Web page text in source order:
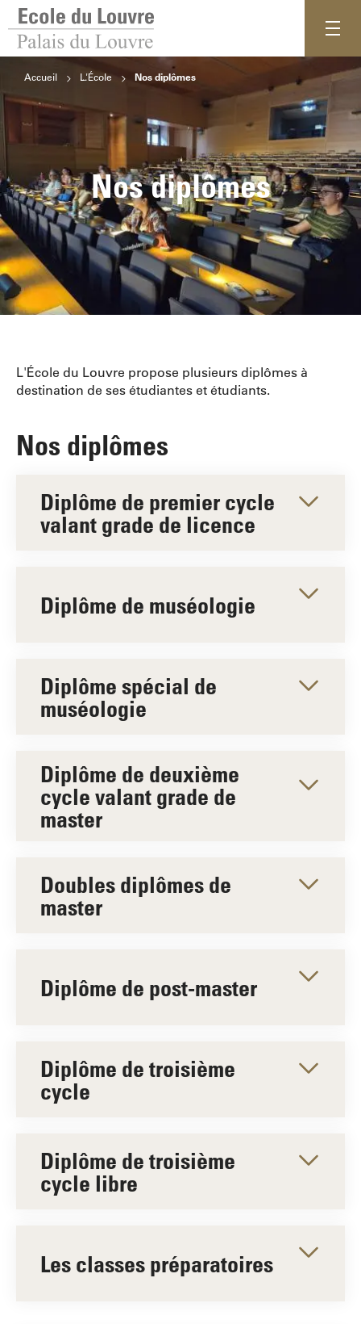
Accueil L'École Nos diplômes
Nos diplômes
L'École du Louvre propose plusieurs diplômes à
destination de ses étudiantes et étudiants.
Nos diplômes
Diplôme de premier cycle
valant grade de licence
Diplôme de muséologie
Diplôme spécial de
muséologie
Diplôme de deuxième
cycle valant grade de
master
Doubles diplômes de
master
Diplôme de post-master
Diplôme de troisième
cycle
Diplôme de troisième
cycle libre
Les classes préparatoires